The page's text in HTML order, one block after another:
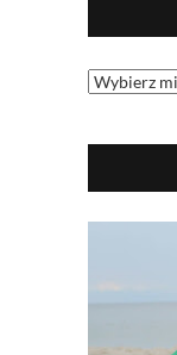
Archiwum